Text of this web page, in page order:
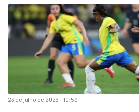
23 de julho de 2026 - 10:59